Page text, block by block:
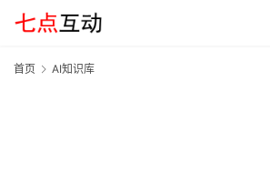
首页 AI知识库